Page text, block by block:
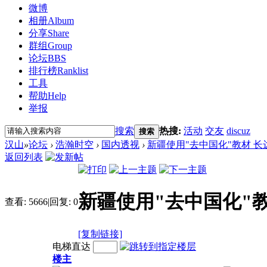
微博
相册Album
分享Share
群组Group
论坛BBS
排行榜Ranklist
工具
帮助Help
举报
搜索 搜索 热搜: 活动 交友 discuz
汉山»论坛 › 浩瀚时空 › 国内透视 › 新疆使用"去中国化"教材 长
返回列表
查看: 5666|回复: 0新疆使用"去中国化"
[复制链接]
电梯直达
楼主